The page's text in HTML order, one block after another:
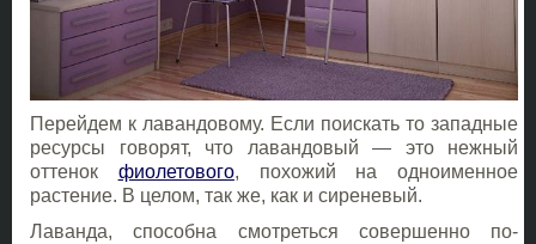
Перейдем к лавандовому. Если поискать то западные
ресурсы говорят, что лавандовый — это нежный
оттенок фиолетового, похожий на одноименное
растение. В целом, так же, как и сиреневый.
Лаванда, способна смотреться совершенно по-